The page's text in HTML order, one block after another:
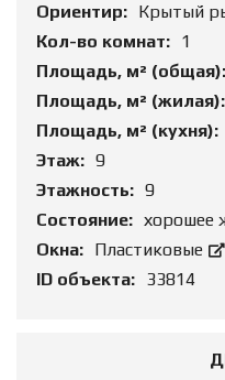
Ориентир: Крытый
Кол-во комнат: 1
Площадь, м² (общая):
Площадь, м² (жилая):
Площадь, м² (кухня):
Этаж: 9
Этажность: 9
Состояние: хорошее
Окна: Пластиковые
ID объекта: 33814